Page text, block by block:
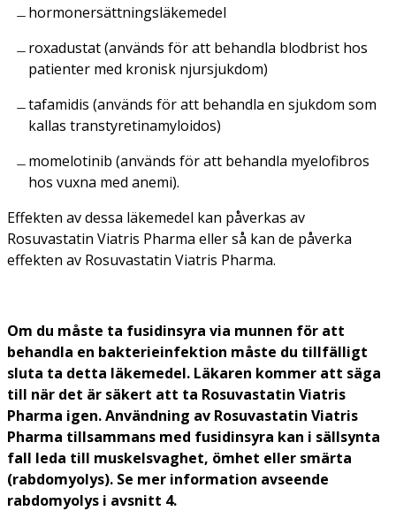
hormonersättningsläkemedel
roxadustat (används för att behandla blodbrist hos
patienter med kronisk njursjukdom)
tafamidis (används för att behandla en sjukdom som
kallas transtyretinamyloidos)
momelotinib (används för att behandla myelofibros
hos vuxna med anemi).
Effekten av dessa läkemedel kan påverkas av
Rosuvastatin Viatris Pharma eller så kan de påverka
effekten av Rosuvastatin Viatris Pharma.
Om du måste ta fusidinsyra via munnen för att
behandla en bakterieinfektion måste du tillfälligt
sluta ta detta läkemedel. Läkaren kommer att säga
till när det är säkert att ta Rosuvastatin Viatris
Pharma igen. Användning av Rosuvastatin Viatris
Pharma tillsammans med fusidinsyra kan i sällsynta
fall leda till muskelsvaghet, ömhet eller smärta
(rabdomyolys). Se mer information avseende
rabdomyolys i avsnitt 4.